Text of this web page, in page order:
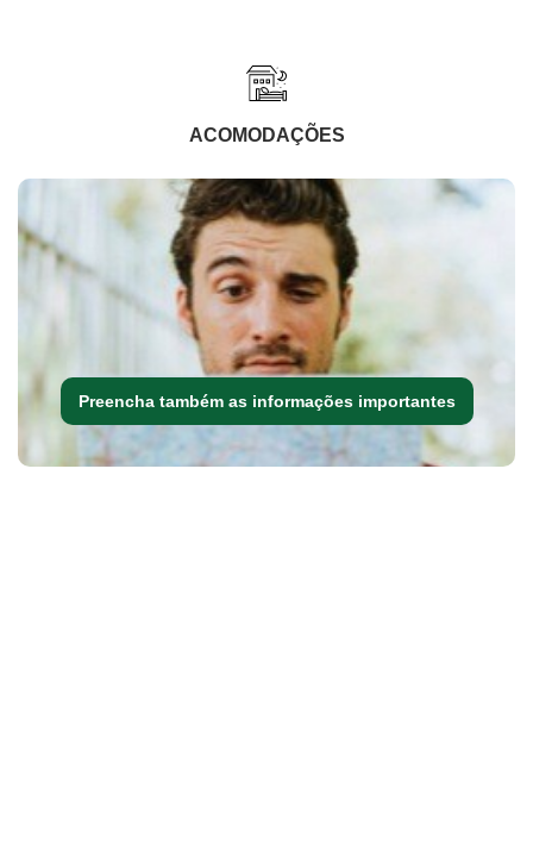
ACOMODAÇÕES
Preencha também as informações importantes